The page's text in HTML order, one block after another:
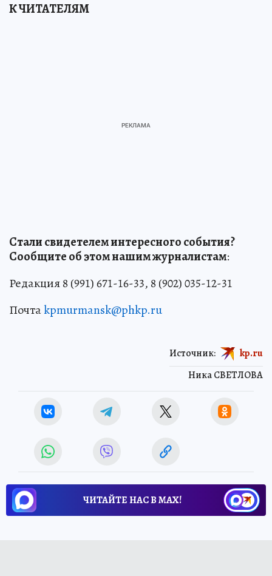
К ЧИТАТЕЛЯМ
Стали свидетелем интересного события?
Сообщите об этом нашим журналистам:
Редакция 8 (991) 671-16-33, 8 (902) 035-12-31
Почтаkpmurmansk@phkp.ru
Ника СВЕТЛОВА
Источник: kp.ru
ЧИТАЙТЕ НАС В МАХ!